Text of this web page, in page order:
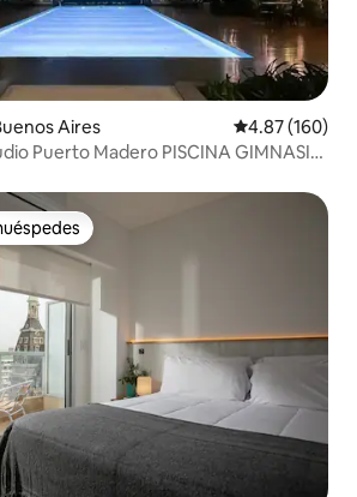
Aires Calificación
4.87 (160)
Puerto Madero PISCINA GIMNASIO
preferido